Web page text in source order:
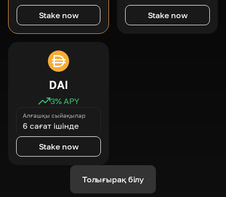
Stake now Stake now
DAI
3% APY
Алғашқы сыйақылар
6 сағат ішінде
Stake now
Толығырақ білу